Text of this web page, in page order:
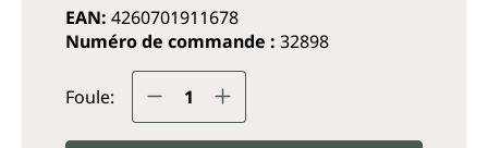
EAN: 4260701911678
Numéro de commande : 32898
Foule: Quantité de produit :